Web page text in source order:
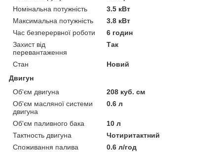
Номінальна потужність
3.5 кВт
Максимальна потужність
3.8 кВт
Час безперервної роботи
6 годин
Захист від
перевантаження
Так
Стан
Новий
Двигун
Об'єм двигуна
208 куб. см
Об'єм масляної системи
двигуна
0.6 л
Об'єм паливного бака
10 л
Тактность двигуна
Чотиритактний
Споживання палива
0.6 л/год